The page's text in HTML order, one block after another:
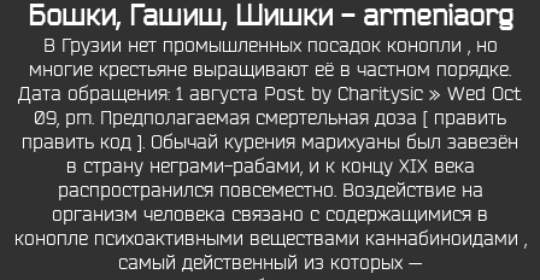
Бошки, Гашиш, Шишки - armeniaorg
В Грузии нет промышленных посадок конопли , но
многие крестьяне выращивают её в частном порядке.
Дата обращения: 1 августа Post by Charitysic » Wed Oct
09, pm. Предполагаемая смертельная доза [ править
править код ]. Обычай курения марихуаны был завезён
в страну неграми-рабами, и к концу XIX века
распространился повсеместно. Воздействие на
организм человека связано с содержащимися в
конопле психоактивными веществами каннабиноидами ,
самый действенный из которых —